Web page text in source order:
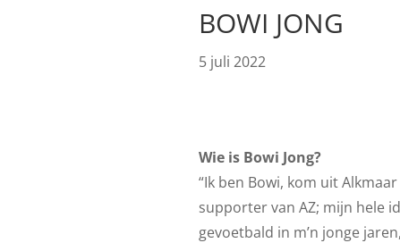
BOWI JONG
5 juli 2022
Wie is Bowi Jong?
“Ik ben Bowi, kom uit
supporter van AZ; mijn hele
gevoetbald in m’n jonge